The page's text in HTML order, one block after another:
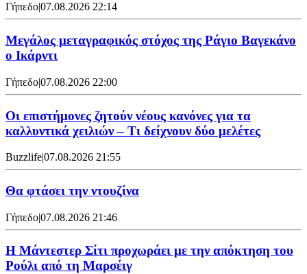
Γήπεδο|07.08.2026 22:14
Μεγάλος μεταγραφικός στόχος της Ράγιο Βαγεκάνο
ο Ικάρντι
Γήπεδο|07.08.2026 22:00
Οι επιστήμονες ζητούν νέους κανόνες για τα
καλλυντικά χειλιών – Τι δείχνουν δύο μελέτες
Buzzlife|07.08.2026 21:55
Θα φτάσει την ντουζίνα
Γήπεδο|07.08.2026 21:46
Η Μάντεστερ Σίτι προχωράει με την απόκτηση του
Ρούλι από τη Μαρσέιγ